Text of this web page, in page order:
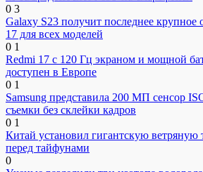
0 3
Galaxy S23 получит последнее крупное
17 для всех моделей
0 1
Redmi 17 с 120 Гц экраном и мощной
доступен в Европе
0 1
Samsung представила 200 МП сенсор
съемки без склейки кадров
0 1
Китай установил гигантскую ветряную
перед тайфунами
0